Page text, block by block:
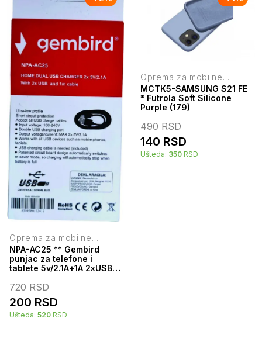
Oprema za mobilne
telefone
NPA-AC25 ** Gembird
punjac za telefone i
tablete 5v/2.1A+1A 2xUSB
1M(263) 38928
720RSD
200 RSD
Ušteda: 520 RSD
Oprema za mobilne
telefone
MCTK5-SAMSUNG S21 FE
* Futrola Soft Silicone
Purple (179)
490RSD
140 RSD
Ušteda: 350 RSD